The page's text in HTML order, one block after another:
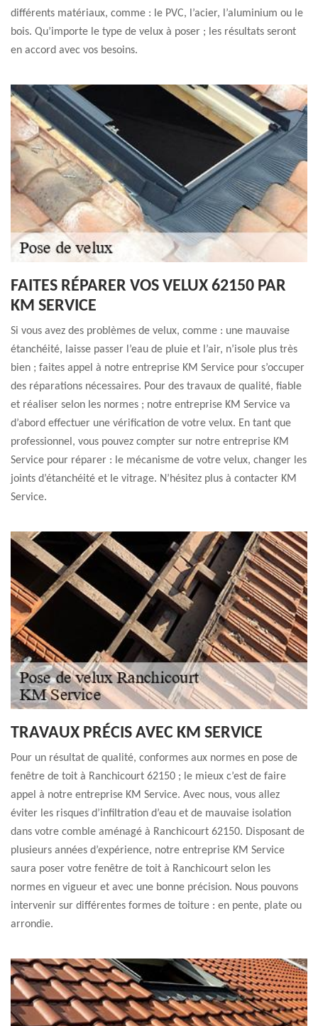
différents matériaux, comme : le PVC, l’acier, l’aluminium ou le
bois. Qu’importe le type de velux à poser ; les résultats seront
en accord avec vos besoins.
FAITES RÉPARER VOS VELUX 62150 PAR
KM SERVICE
Si vous avez des problèmes de velux, comme : une mauvaise
étanchéité, laisse passer l’eau de pluie et l’air, n’isole plus très
bien ; faites appel à notre entreprise KM Service pour s’occuper
des réparations nécessaires. Pour des travaux de qualité, fiable
et réaliser selon les normes ; notre entreprise KM Service va
d’abord effectuer une vérification de votre velux. En tant que
professionnel, vous pouvez compter sur notre entreprise KM
Service pour réparer : le mécanisme de votre velux, changer les
joints d’étanchéité et le vitrage. N’hésitez plus à contacter KM
Service.
TRAVAUX PRÉCIS AVEC KM SERVICE
Pour un résultat de qualité, conformes aux normes en pose de
fenêtre de toit à Ranchicourt 62150 ; le mieux c’est de faire
appel à notre entreprise KM Service. Avec nous, vous allez
éviter les risques d’infiltration d’eau et de mauvaise isolation
dans votre comble aménagé à Ranchicourt 62150. Disposant de
plusieurs années d’expérience, notre entreprise KM Service
saura poser votre fenêtre de toit à Ranchicourt selon les
normes en vigueur et avec une bonne précision. Nous pouvons
intervenir sur différentes formes de toiture : en pente, plate ou
arrondie.